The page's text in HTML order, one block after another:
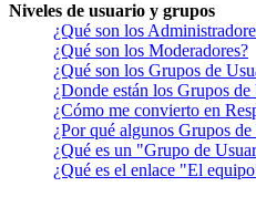
Niveles de usuario y grupos
¿Qué son los
¿Qué son los Moderadores?
¿Qué son los Grupos de
¿Donde están los Grupos
¿Cómo me convierto en
¿Por qué algunos Grupos
¿Qué es un "Grupo de
¿Qué es el enlace "El